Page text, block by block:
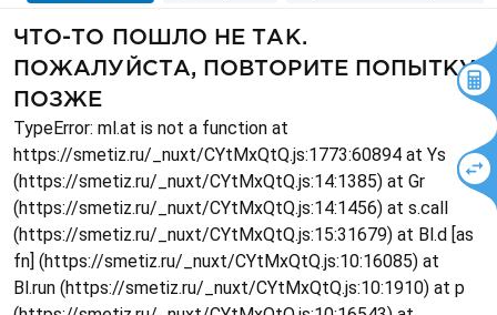
ЧТО-ТО ПОШЛО НЕ ТАК.
ПОЖАЛУЙСТА, ПОВТОРИТЕ ПОПЫТКУ
ПОЗЖЕ
TypeError: ml.at is not a function at
https://smetiz.ru/_nuxt/CYtMxQtQ.js:1773:60894 at Ys
(https://smetiz.ru/_nuxt/CYtMxQtQ.js:14:1385) at Gr
(https://smetiz.ru/_nuxt/CYtMxQtQ.js:14:1456) at s.call
(https://smetiz.ru/_nuxt/CYtMxQtQ.js:15:31679) at Bl.d [as
fn] (https://smetiz.ru/_nuxt/CYtMxQtQ.js:10:16085) at
Bl.run (https://smetiz.ru/_nuxt/CYtMxQtQ.js:10:1910) at p